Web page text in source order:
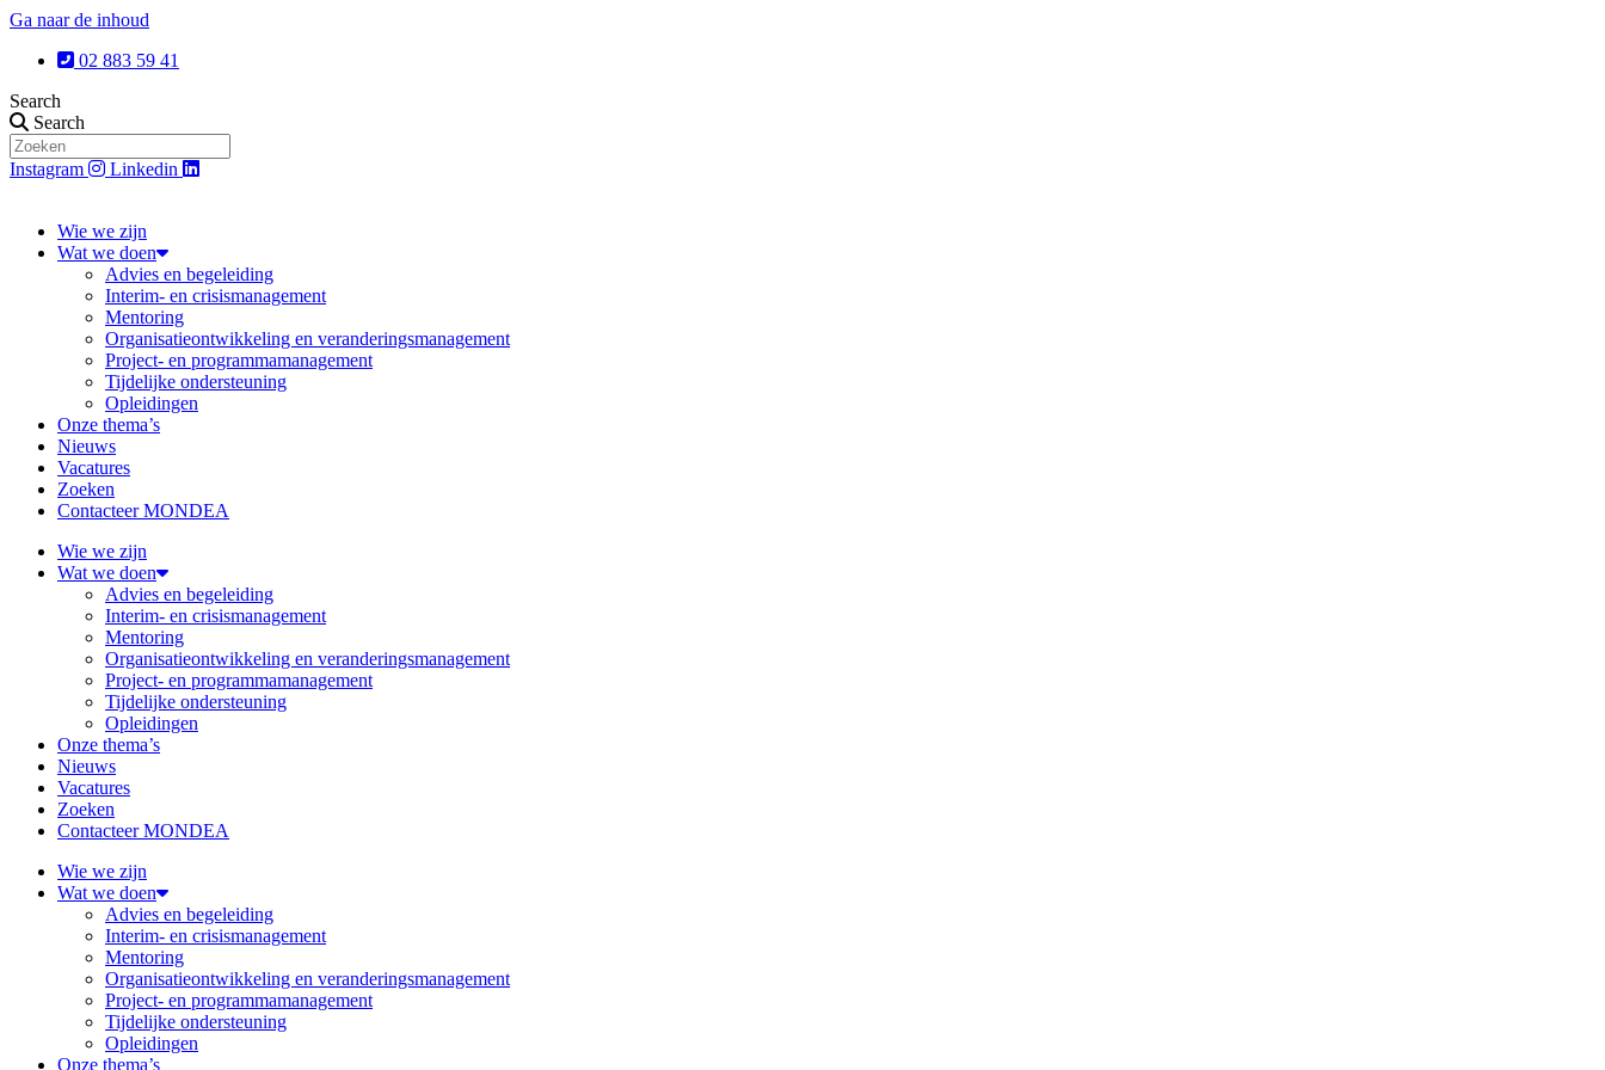
Ga naar de inhoud
02 883 59 41
Search
Search
Instagram Linkedin
Wie we zijn
Wat we doen
Advies en begeleiding
Interim- en crisismanagement
Mentoring
Organisatieontwikkeling en veranderingsmanagement
Project- en programmamanagement
Tijdelijke ondersteuning
Opleidingen
Onze thema’s
Nieuws
Vacatures
Zoeken
Contacteer MONDEA
Wie we zijn
Wat we doen
Advies en begeleiding
Interim- en crisismanagement
Mentoring
Organisatieontwikkeling en veranderingsmanagement
Project- en programmamanagement
Tijdelijke ondersteuning
Opleidingen
Onze thema’s
Nieuws
Vacatures
Zoeken
Contacteer MONDEA
Wie we zijn
Wat we doen
Advies en begeleiding
Interim- en crisismanagement
Mentoring
Organisatieontwikkeling en veranderingsmanagement
Project- en programmamanagement
Tijdelijke ondersteuning
Opleidingen
Onze thema’s